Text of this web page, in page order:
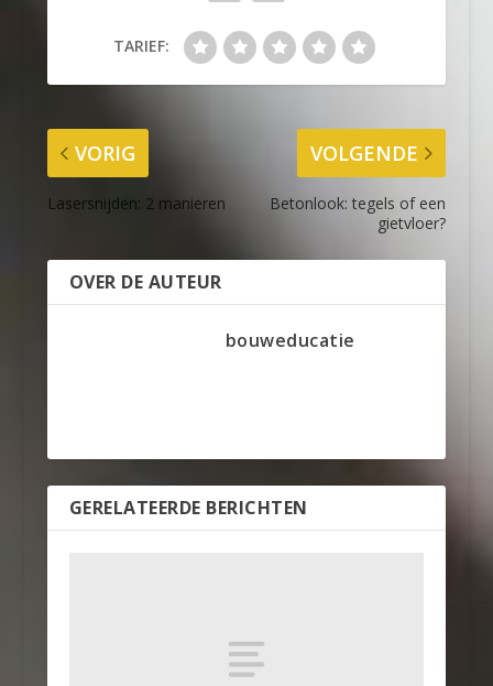
TARIEF:
VORIG
Lasersnijden: 2 manieren
VOLGENDE
Betonlook: tegels of een
gietvloer?
OVER DE AUTEUR
bouweducatie
GERELATEERDE BERICHTEN